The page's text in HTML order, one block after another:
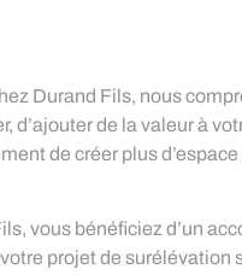
Durand Fils, nous
d’ajouter de la valeur à
de créer plus